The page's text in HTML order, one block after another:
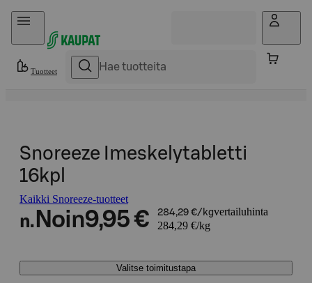
Hyppää sisältöön
Tuotteet
Snoreeze Imeskelytabletti
16kpl
Kaikki Snoreeze-tuotteet
n. Noin9,95 € 284,29 €/kgvertailuhinta
284,29 €/kg
Valitse toimitustapa